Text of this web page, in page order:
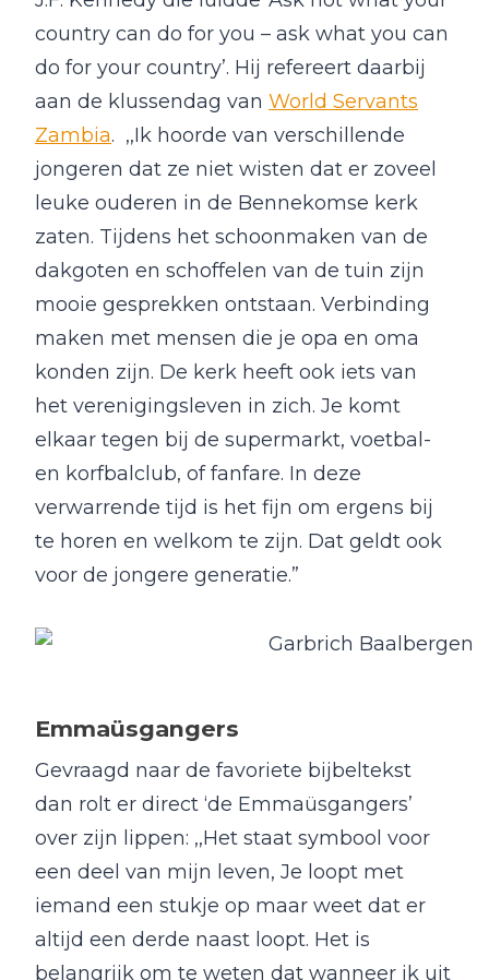
country can do for you – ask what you can
do for your country’. Hij refereert daarbij
aan de klussendag van World Servants
Zambia. ,,Ik hoorde van verschillende
jongeren dat ze niet wisten dat er zoveel
leuke ouderen in de Bennekomse kerk
zaten. Tijdens het schoonmaken van de
dakgoten en schoffelen van de tuin zijn
mooie gesprekken ontstaan. Verbinding
maken met mensen die je opa en oma
konden zijn. De kerk heeft ook iets van
het verenigingsleven in zich. Je komt
elkaar tegen bij de supermarkt, voetbal-
en korfbalclub, of fanfare. In deze
verwarrende tijd is het fijn om ergens bij
te horen en welkom te zijn. Dat geldt ook
voor de jongere generatie.”
Emmaüsgangers
Gevraagd naar de favoriete bijbeltekst
dan rolt er direct ‘de Emmaüsgangers’
over zijn lippen: ,,Het staat symbool voor
een deel van mijn leven, Je loopt met
iemand een stukje op maar weet dat er
altijd een derde naast loopt. Het is
belangrijk om te weten dat wanneer ik uit